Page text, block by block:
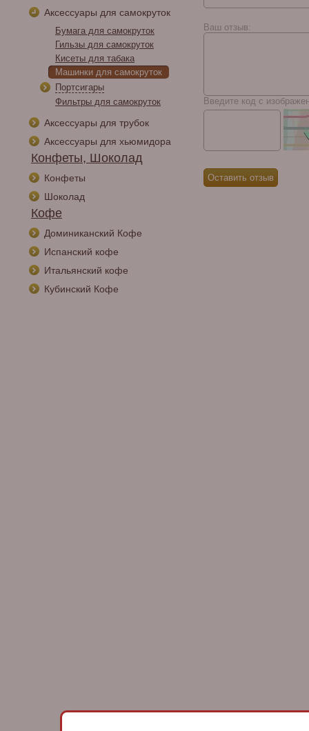
Аксессуары для самокруток
Бумага для самокруток
Гильзы для самокруток
Кисеты для табака
Машинки для самокруток
Портсигары
Фильтры для самокруток
Аксессуары для трубок
Аксессуары для хьюмидора
Конфеты, Шоколад
Конфеты
Шоколад
Кофе
Доминиканский Кофе
Испанский кофе
Итальянский кофе
Кубинский Кофе
La Galera Imperial
Jade Mayor Perfecto
Ваш отзыв:
Введите код с